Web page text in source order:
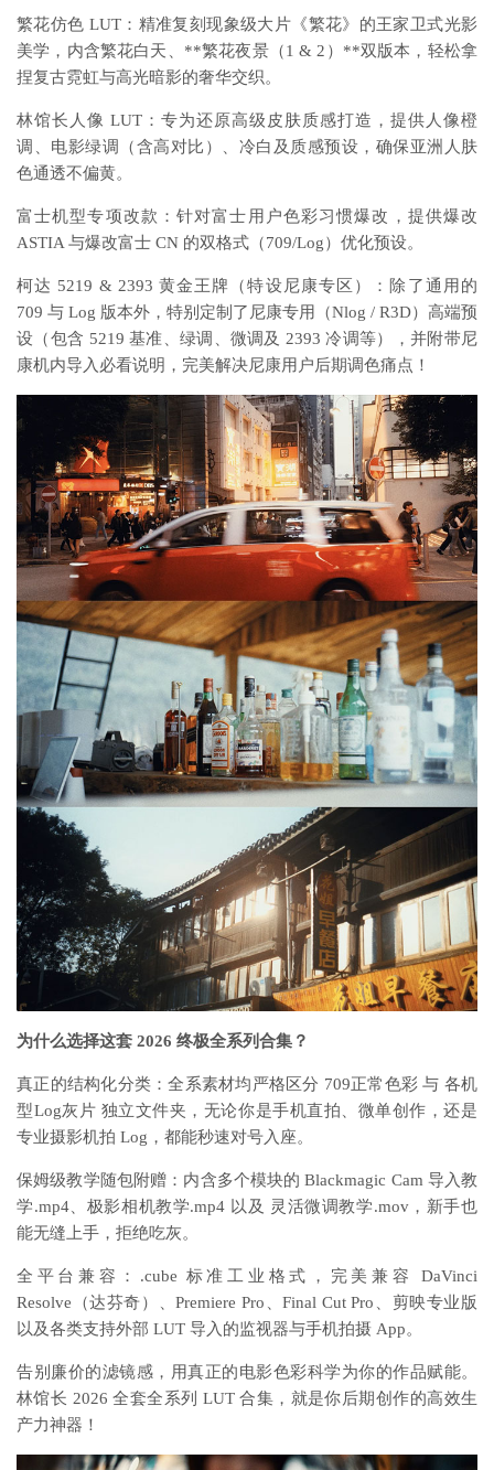
繁花仿色 LUT：精准复刻现象级大片《繁花》的王家卫式光影
美学，内含繁花白天、**繁花夜景（1 & 2）**双版本，轻松拿
捏复古霓虹与高光暗影的奢华交织。
林馆长人像 LUT：专为还原高级皮肤质感打造，提供人像橙
调、电影绿调（含高对比）、冷白及质感预设，确保亚洲人肤
色通透不偏黄。
富士机型专项改款：针对富士用户色彩习惯爆改，提供爆改
ASTIA 与爆改富士 CN 的双格式（709/Log）优化预设。
柯达 5219 & 2393 黄金王牌（特设尼康专区）：除了通用的
709 与 Log 版本外，特别定制了尼康专用（Nlog / R3D）高端预
设（包含 5219 基准、绿调、微调及 2393 冷调等），并附带尼
康机内导入必看说明，完美解决尼康用户后期调色痛点！
为什么选择这套 2026 终极全系列合集？
真正的结构化分类：全系素材均严格区分 709正常色彩 与 各机
型Log灰片 独立文件夹，无论你是手机直拍、微单创作，还是
专业摄影机拍 Log，都能秒速对号入座。
保姆级教学随包附赠：内含多个模块的 Blackmagic Cam 导入教
学.mp4、极影相机教学.mp4 以及 灵活微调教学.mov，新手也
能无缝上手，拒绝吃灰。
全平台兼容：.cube 标准工业格式，完美兼容 DaVinci
Resolve（达芬奇）、Premiere Pro、Final Cut Pro、剪映专业版
以及各类支持外部 LUT 导入的监视器与手机拍摄 App。
告别廉价的滤镜感，用真正的电影色彩科学为你的作品赋能。
林馆长 2026 全套全系列 LUT 合集，就是你后期创作的高效生
产力神器！